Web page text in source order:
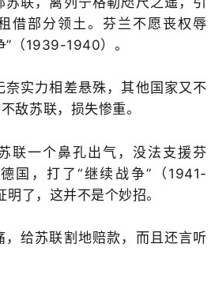
借部分领土。芬兰不愿丧权辱
”（1939-1940）。
实力相差悬殊，其他国家又不
敌苏联，损失惨重。
联一个鼻孔出气，没法支援芬
国，打了“继续战争”（1941-
了，这并不是个妙招。
，给苏联割地赔款，而且还言听